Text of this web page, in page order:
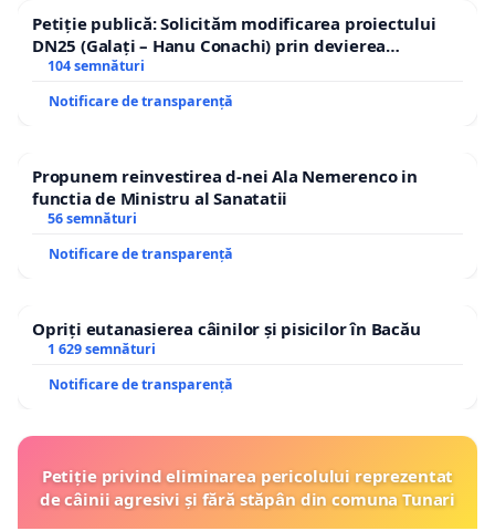
Petiție publică: Solicităm modificarea proiectului
DN25 (Galați – Hanu Conachi) prin devierea
traseului în afara localităților!
104 semnături
Notificare de transparență
Propunem reinvestirea d-nei Ala Nemerenco in
functia de Ministru al Sanatatii
56 semnături
Notificare de transparență
Opriți eutanasierea câinilor și pisicilor în Bacău
1 629 semnături
Notificare de transparență
Petiție privind eliminarea pericolului reprezentat
de câinii agresivi și fără stăpân din comuna Tunari